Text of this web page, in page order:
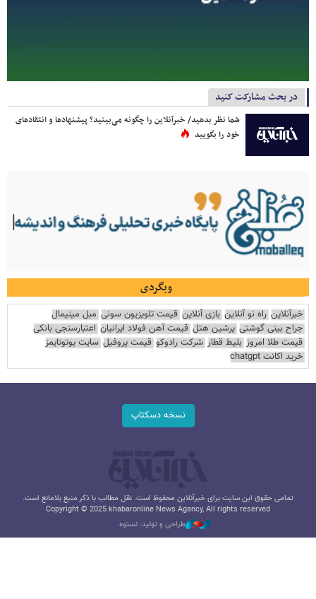
در بحث مشارکت کنید
شما نظر بدهید/ خبرآنلاین را چگونه می‌بینید؟ پیشنهادها و انتقادهای
خود را بگویید
وبگردی
خبرآنلاین راه نو آنلاین بازی آنلاین قیمت تلویزیون سونی مبل مینیمال
جراح بینی گوشتی پرشین هتل قیمت آهن فولاد ایرانیان اعتبارسنجی بانکی
قیمت طلا امروز بلیط قطار شرکت رادوکو قیمت پروفیل سایت یوتوتایمز
خرید اکانت chatgpt
نسخه دسکتاپ
تمامی حقوق این سایت برای خبرآنلاین محفوظ است. نقل مطالب با ذکر منبع بلامانع است.
Copyright © 2025 khabaronline News Agancy, All rights reserved
طراحی و تولید: نستوه